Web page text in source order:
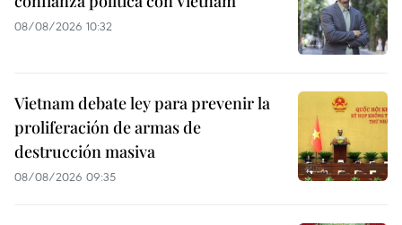
08/08/2026 10:32
Vietnam debate ley para prevenir la
proliferación de armas de
destrucción masiva
08/08/2026 09:35